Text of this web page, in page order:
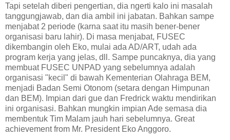
Tapi setelah diberi pengertian, dia ngerti kalo ini masalah
tanggungjawab, dan dia ambil ini jabatan. Bahkan sampe
menjabat 2 periode (karna saat itu masih bener-bener
organisasi baru lahir). Di masa menjabat, FUSEC
dikembangin oleh Eko, mulai ada AD/ART, udah ada
program kerja yang jelas, dll. Sampe puncaknya, dia yang
membuat FUSEC UNPAD yang sebelumnya adalah
organisasi "kecil" di bawah Kementerian Olahraga BEM,
menjadi Badan Semi Otonom (setara dengan Himpunan
dan BEM). Impian dari gue dan Fredrick waktu mendirikan
ini organisasi. Bahkan mungkin impian Ade semasa dia
membentuk Tim Malam jauh hari sebelumnya. Great
achievement from Mr. President Eko Anggoro.